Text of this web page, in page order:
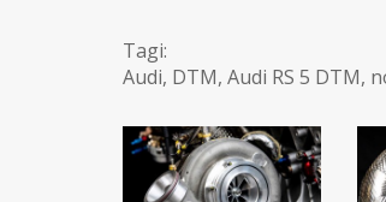
Tagi:
Audi, DTM, Audi RS 5 DTM,